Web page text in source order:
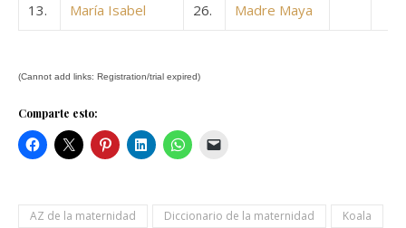
13. María Isabel 26. Madre Maya
(Cannot add links: Registration/trial expired)
Comparte esto:
AZ de la maternidad Diccionario de la maternidad
Koala